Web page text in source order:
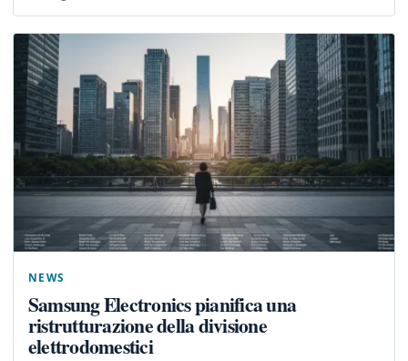
NEWS
Samsung Electronics pianifica una
ristrutturazione della divisione
elettrodomestici